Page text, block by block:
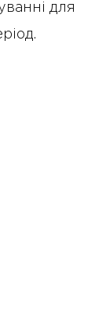
для